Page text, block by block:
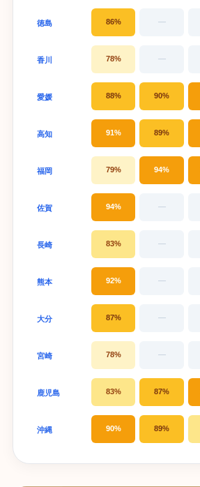
徳島 86% —
香川 78% —
愛媛 88% 90%
高知 91% 89%
福岡 79% 94%
佐賀 94% —
長崎 83% —
熊本 92% —
大分 87% —
宮崎 78% —
鹿児島 83% 87%
沖縄 90% 89%